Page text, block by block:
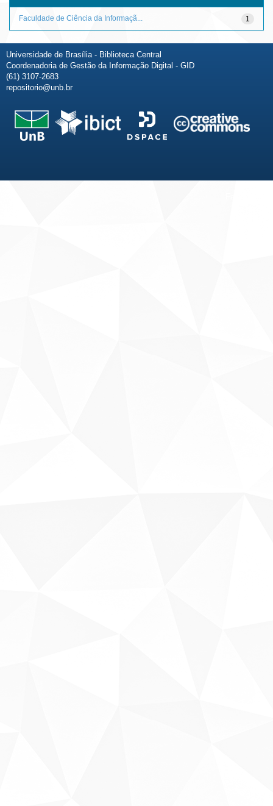
1
Faculdade de Ciência da Informaçã...
Universidade de Brasília - Biblioteca Central
Coordenadoria de Gestão da Informação Digital - GID
(61) 3107-2683
repositorio@unb.br